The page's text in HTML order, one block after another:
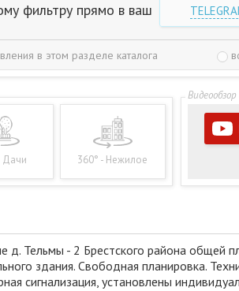
фильтру прямо в ваш
в этом разделе каталога
Дачи 360° - Нежилое
д. Тельмы - 2 Брестского района
здания. Свободная планировка.
сигнализация, установлены